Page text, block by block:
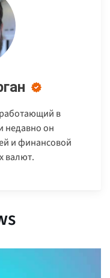
в
недавно он
и финансовой
валют.